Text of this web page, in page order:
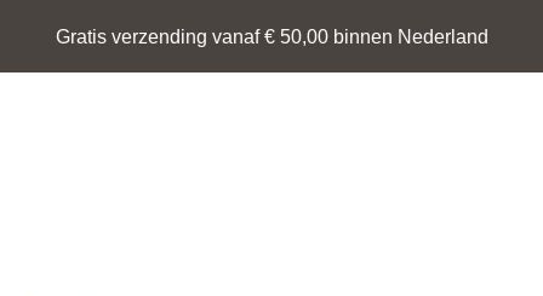
Gratis verzending vanaf € 50,00 binnen Nederland